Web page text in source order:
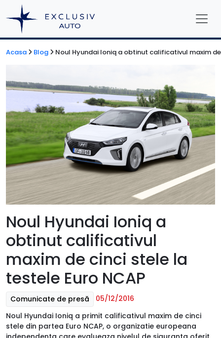
Acasa Blog Noul Hyundai Ioniq a obtinut calificativul maxim
Noul Hyundai Ioniq a
obtinut calificativul
maxim de cinci stele la
testele Euro NCAP
Comunicate de presă
05/12/2016
Noul Hyundai Ioniq a primit calificativul maxim de cinci
stele din partea Euro NCAP, o organizatie europeana